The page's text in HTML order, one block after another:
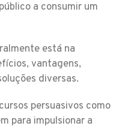
a consumir um
está na
vantagens,
diversas.
persuasivos como
para impulsionar a